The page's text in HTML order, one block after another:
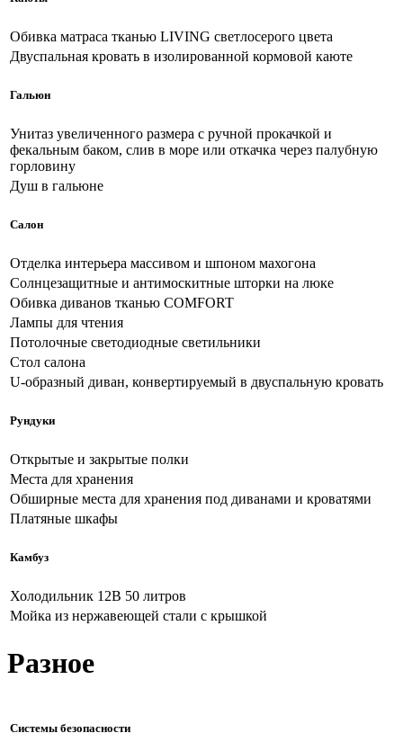
Обивка матраса тканью LIVING светлосерого цвета
Двуспальная кровать в изолированной кормовой каюте
Гальюн
Унитаз увеличенного размера с ручной прокачкой и
фекальным баком, слив в море или откачка через палубную
горловину
Душ в гальюне
Салон
Отделка интерьера массивом и шпоном махогона
Солнцезащитные и антимоскитные шторки на люке
Обивка диванов тканью COMFORT
Лампы для чтения
Потолочные светодиодные светильники
Стол салона
U-образный диван, конвертируемый в двуспальную кровать
Рундуки
Открытые и закрытые полки
Места для хранения
Обширные места для хранения под диванами и кроватями
Платяные шкафы
Камбуз
Холодильник 12В 50 литров
Мойка из нержавеющей стали с крышкой
Разное
Системы безопасности